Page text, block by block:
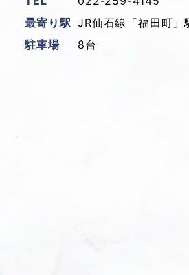
最寄り駅 JR仙石線「福田町」
駐車場
8台